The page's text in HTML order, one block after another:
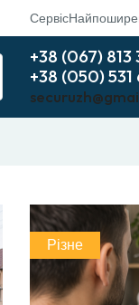
Сервіс
+38 (067) 813
+38 (050) 531
Різне